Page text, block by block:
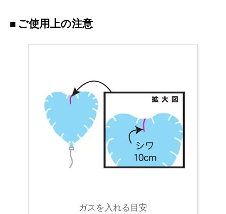
ご使用上の注意
ガスを入れる目安